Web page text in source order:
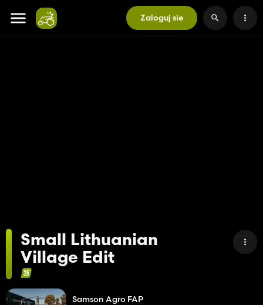
Zaloguj sie
Small Lithuanian
Village Edit
Samson Agro FAP